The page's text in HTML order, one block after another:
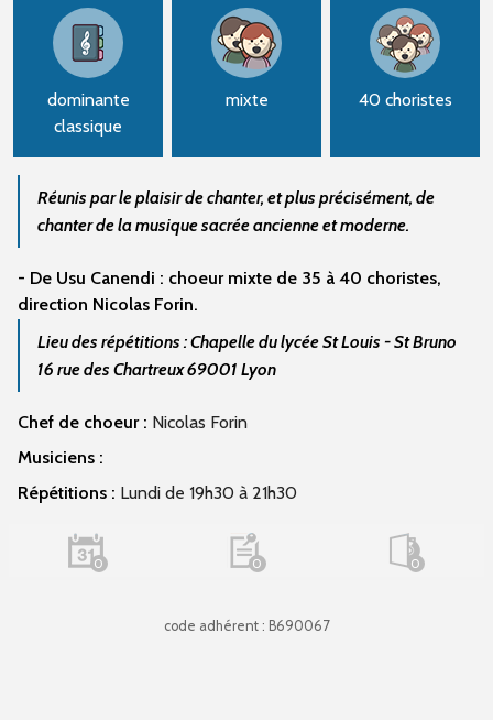
dominante
classique
mixte 40 choristes
Réunis par le plaisir de chanter, et plus précisément, de
chanter de la musique sacrée ancienne et moderne.
- De Usu Canendi : choeur mixte de 35 à 40 choristes,
direction Nicolas Forin.
Lieu des répétitions : Chapelle du lycée St Louis - St Bruno
16 rue des Chartreux 69001 Lyon
Chef de choeur : Nicolas Forin
Musiciens :
Répétitions : Lundi de 19h30 à 21h30
0 0 0
code adhérent : B690067